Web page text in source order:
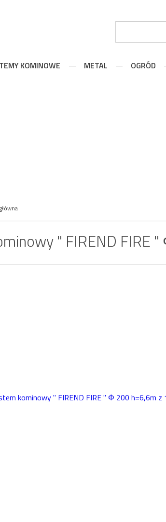
KOMINOWE METAL OGRÓD
" FIREND FIRE